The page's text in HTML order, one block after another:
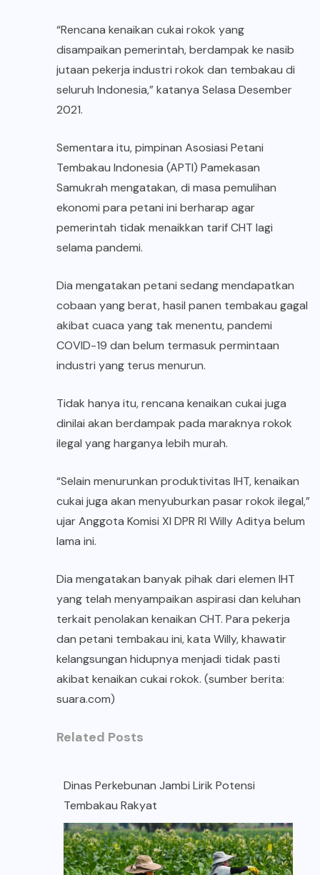
“Rencana kenaikan cukai rokok yang
disampaikan pemerintah, berdampak ke nasib
jutaan pekerja industri rokok dan tembakau di
seluruh Indonesia,” katanya Selasa Desember
2021.
Sementara itu, pimpinan Asosiasi Petani
Tembakau Indonesia (APTI) Pamekasan
Samukrah mengatakan, di masa pemulihan
ekonomi para petani ini berharap agar
pemerintah tidak menaikkan tarif CHT lagi
selama pandemi.
Dia mengatakan petani sedang mendapatkan
cobaan yang berat, hasil panen tembakau gagal
akibat cuaca yang tak menentu, pandemi
COVID-19 dan belum termasuk permintaan
industri yang terus menurun.
Tidak hanya itu, rencana kenaikan cukai juga
dinilai akan berdampak pada maraknya rokok
ilegal yang harganya lebih murah.
“Selain menurunkan produktivitas IHT, kenaikan
cukai juga akan menyuburkan pasar rokok ilegal,”
ujar Anggota Komisi XI DPR RI Willy Aditya belum
lama ini.
Dia mengatakan banyak pihak dari elemen IHT
yang telah menyampaikan aspirasi dan keluhan
terkait penolakan kenaikan CHT. Para pekerja
dan petani tembakau ini, kata Willy, khawatir
kelangsungan hidupnya menjadi tidak pasti
akibat kenaikan cukai rokok. (sumber berita:
suara.com)
Related Posts
Dinas Perkebunan Jambi Lirik Potensi
Tembakau Rakyat